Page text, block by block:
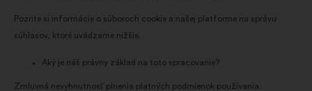
Pozrite si informácie o súboroch cookie a našej platforme na správu
súhlasov, ktoré uvádzame nižšie.
Aký je náš právny základ na toto spracovanie?
Zmluvná nevyhnutnosť plnenia platných podmienok používania.